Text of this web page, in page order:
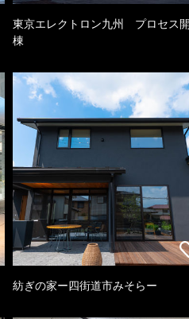
東京エレクトロン九州 プロセス
棟
紡ぎの家ー四街道市みそらー